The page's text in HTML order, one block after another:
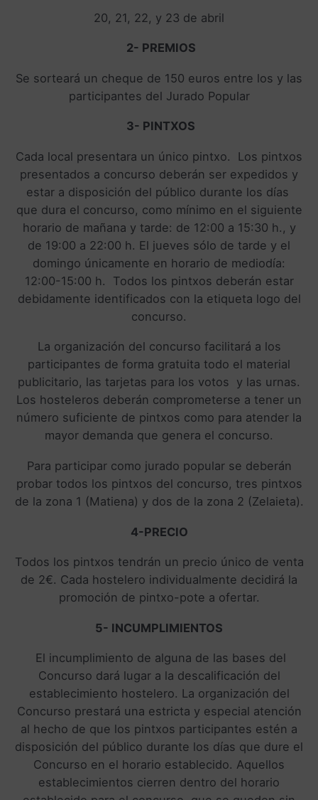
20, 21, 22, y 23 de abril
2- PREMIOS
Se sorteará un cheque de 150 euros entre los y las
participantes del Jurado Popular
3- PINTXOS
Cada local presentara un único pintxo. Los pintxos
presentados a concurso deberán ser expedidos y
estar a disposición del público durante los días
que dura el concurso, como mínimo en el siguiente
horario de mañana y tarde: de 12:00 a 15:30 h., y
de 19:00 a 22:00 h. El jueves sólo de tarde y el
domingo únicamente en horario de mediodía:
12:00-15:00 h. Todos los pintxos deberán estar
debidamente identificados con la etiqueta logo del
concurso.
La organización del concurso facilitará a los
participantes de forma gratuita todo el material
publicitario, las tarjetas para los votos y las urnas.
Los hosteleros deberán comprometerse a tener un
número suficiente de pintxos como para atender la
mayor demanda que genera el concurso.
Para participar como jurado popular se deberán
probar todos los pintxos del concurso, tres pintxos
de la zona 1 (Matiena) y dos de la zona 2 (Zelaieta).
4-PRECIO
Todos los pintxos tendrán un precio único de venta
de 2€. Cada hostelero individualmente decidirá la
promoción de pintxo-pote a ofertar.
5- INCUMPLIMIENTOS
El incumplimiento de alguna de las bases del
Concurso dará lugar a la descalificación del
establecimiento hostelero. La organización del
Concurso prestará una estricta y especial atención
al hecho de que los pintxos participantes estén a
disposición del público durante los días que dure el
Concurso en el horario establecido. Aquellos
establecimientos cierren dentro del horario